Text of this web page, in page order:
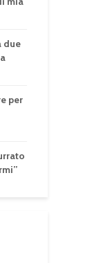
due
per